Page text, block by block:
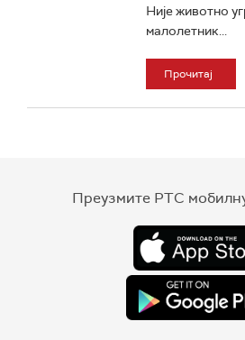
Није животно
малолетник...
Прочитај
Преузмите РТС